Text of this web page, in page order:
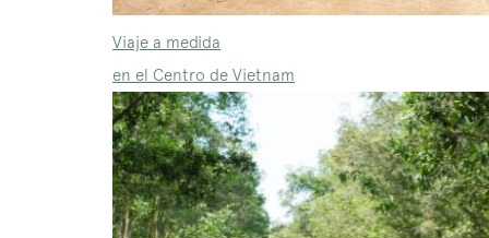
Viaje a medida
en el Centro de Vietnam